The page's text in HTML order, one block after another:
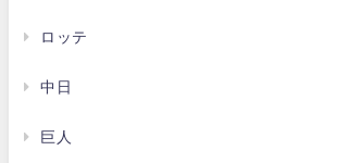
ロッテ
中日
巨人